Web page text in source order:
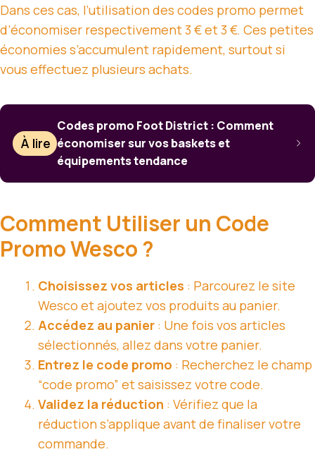
Dans ces cas, l’utilisation des codes promo permet
d’économiser respectivement 3 € et 3 €. Ces petites
économies s’accumulent rapidement, surtout si
vous effectuez plusieurs achats.
À lire
Codes promo Foot District : Comment
économiser sur vos baskets et
équipements tendance
Comment Utiliser un Code
Promo Wesco ?
Choisissez vos articles : Parcourez le site
Wesco et ajoutez vos produits au panier.
Accédez au panier : Une fois vos articles
sélectionnés, allez dans votre panier.
Entrez le code promo : Recherchez le champ
“code promo” et saisissez votre code.
Validez la réduction : Vérifiez que la
réduction s’applique avant de finaliser votre
commande.